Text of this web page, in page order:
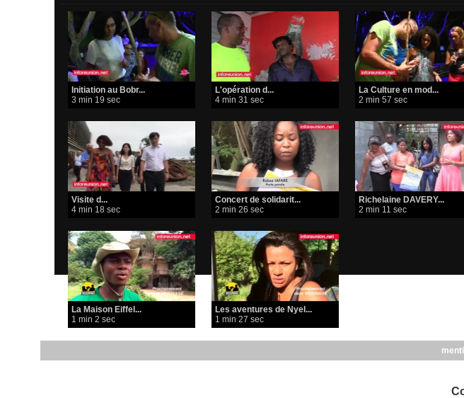
Initiation au Bobr...
3 min 19 sec
L'opération d...
4 min 31 sec
La Culture en mod...
2 min 57 sec
Visite d...
4 min 18 sec
Concert de solidarit...
2 min 26 sec
Richelaine DAVERY...
2 min 11 sec
La Maison Eiffel...
1 min 2 sec
Les aventures de Nyel...
1 min 27 sec